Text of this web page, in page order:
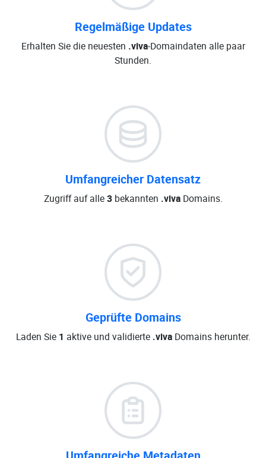
Regelmäßige Updates
Erhalten Sie die neuesten .viva-Domaindaten alle paar
Stunden.
Umfangreicher Datensatz
Zugriff auf alle3bekannten .vivaDomains.
Geprüfte Domains
Laden Sie 1 aktive und validierte .vivaDomains herunter.